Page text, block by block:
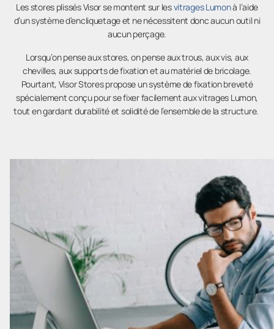
Les stores plissés Visor se montent sur lesvitrages Lumonà l’aide
d’un système d’encliquetage et ne nécessitent donc aucun outil ni
aucun perçage.
Lorsqu’on pense aux stores, on pense aux trous, aux vis, aux
chevilles, aux supports de fixation et au matériel de bricolage.
Pourtant, Visor Stores propose un système de fixation breveté
spécialement conçu pour se fixer facilement aux vitrages Lumon,
tout en gardant durabilité et solidité de l’ensemble de la structure.